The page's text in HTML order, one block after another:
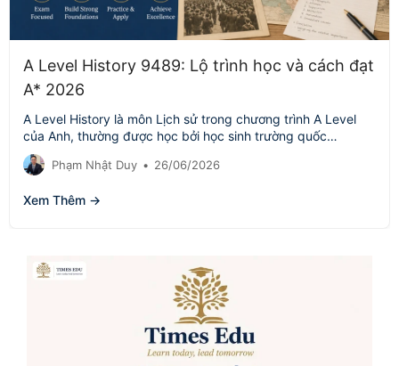
A Level History 9489: Lộ trình học và cách đạt
A* 2026
A Level History là môn Lịch sử trong chương trình A Level
của Anh, thường được học bởi học sinh trường quốc…
Phạm Nhật Duy • 26/06/2026
Xem Thêm →